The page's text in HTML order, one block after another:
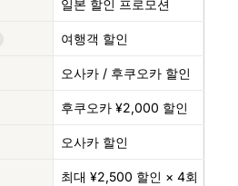
일본 할인 프로모션
여행객 할인
오사카 / 후쿠오카 할인
후쿠오카 ¥2,000 할인
오사카 할인
최대 ¥2,500 할인 × 4회